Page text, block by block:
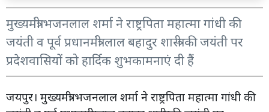
मुख्यमंत्री भजनलाल शर्मा ने राष्ट्रपिता महात्मा गांधी की
जयंती व पूर्व प्रधानमंत्री लाल बहादुर शास्त्री की जयंती पर
प्रदेशवासियों को हार्दिक शुभकामनाएं दी हैं
जयपुर। मुख्यमंत्री भजनलाल शर्मा ने राष्ट्रपिता महात्मा गांधी की